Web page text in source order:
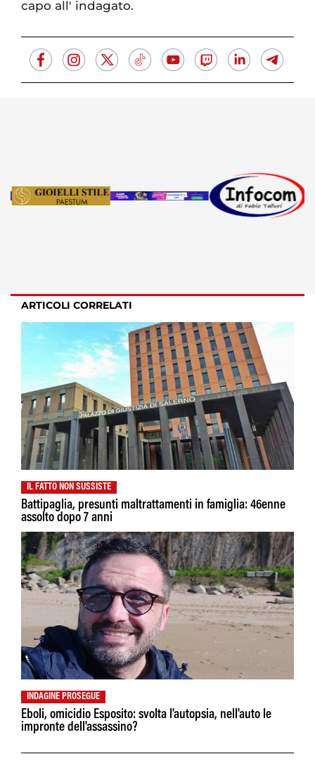
capo all' indagato.
ARTICOLI CORRELATI
IL FATTO NON SUSSISTE
Battipaglia, presunti maltrattamenti in famiglia: 46enne
assolto dopo 7 anni
INDAGINE PROSEGUE
Eboli, omicidio Esposito: svolta l'autopsia, nell'auto le
impronte dell'assassino?